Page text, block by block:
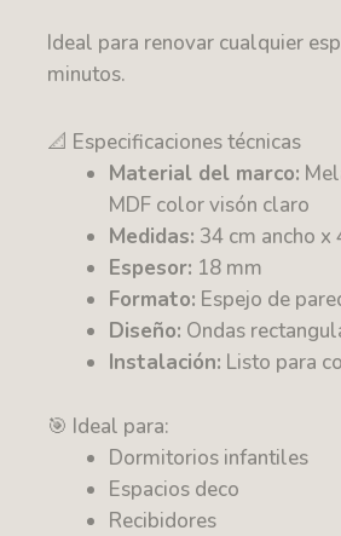
Ideal para renovar cualquier
minutos.
📐 Especificaciones técnicas
Material del marco:
MDF color visón claro
Medidas: 34 cm ancho x
Espesor: 18 mm
Formato: Espejo de
Diseño: Ondas
Instalación: Listo para
🎯 Ideal para:
Dormitorios infantiles
Espacios deco
Recibidores